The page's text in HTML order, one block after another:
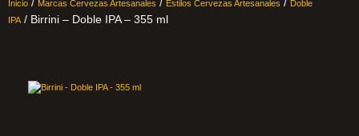
Inicio Marcas Cervezas Artesanales Estilos Cervezas Artesanales
Doble
IPA / Birrini – Doble IPA – 355 ml